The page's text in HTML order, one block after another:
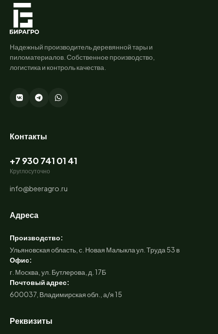
Надежный производитель деревянной тары и
пиломатериалов. Собственное производство,
логистика и контроль качества.
Контакты
+7 930 741 01 41
Круглосуточно
info@beeragro.ru
Адреса
Производство:
Ульяновская область, с. Новая Малыкла ул. Труда 53 в
Офис:
г. Москва, ул. Бутлерова, д. 17Б
Почтовый адрес:
600037, Владимирская обл., а/я 15
Реквизиты